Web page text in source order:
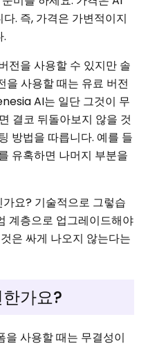
. 즉, 가격은 가변적이지
.
전을 사용할 수 있지만 솔
을 사용할 때는 유료 버전
AI는 일단 그것이 무
결코 뒤돌아보지 않을 것
방법을 따릅니다. 예를 들
유혹하면 나머지 부분을
요? 기술적으로 그렇습
계층으로 업그레이드해야
은 싸게 나오지 않는다는
가요?
사용할 때는 무결성이